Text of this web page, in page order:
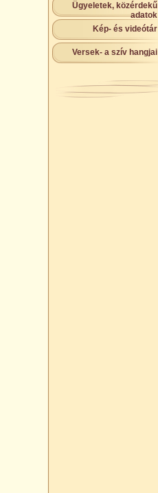
Ügyeletek, közérdekű
adatok
Kép- és videótár
Versek- a szív hangjai